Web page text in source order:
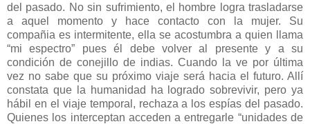
del pasado. No sin sufrimiento, el hombre logra trasladarse
a aquel momento y hace contacto con la mujer. Su
compañia es intermitente, ella se acostumbra a quien llama
“mi espectro” pues él debe volver al presente y a su
condición de conejillo de indias. Cuando la ve por última
vez no sabe que su próximo viaje será hacia el futuro. Allí
constata que la humanidad ha logrado sobrevivir, pero ya
hábil en el viaje temporal, rechaza a los espías del pasado.
Quienes los interceptan acceden a entregarle “unidades de